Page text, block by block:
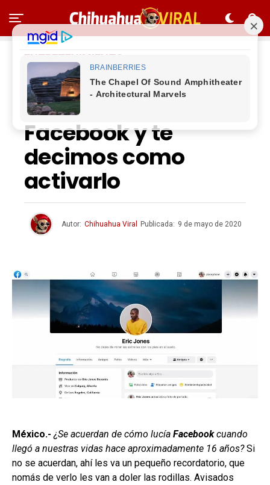
ENTRETENIMIENTO
Por fin llegó el nuevo
rediseño de
Facebook y te
decimos como
activarlo
Autor: Chihuahua Viral Publicada: 9 de mayo de 2020
México.- ¿Se acuerdan de cómo lucía Facebookcuando
llegó a nuestras vidas hace aproximadamente 16 años?Si
no se acuerdan, ahí les va un pequeño recordatorio, que
nomás de verlo les van a doler las rodillas. Avisados